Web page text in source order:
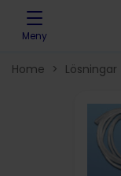
Skip to content
Meny
Home > Lösningar